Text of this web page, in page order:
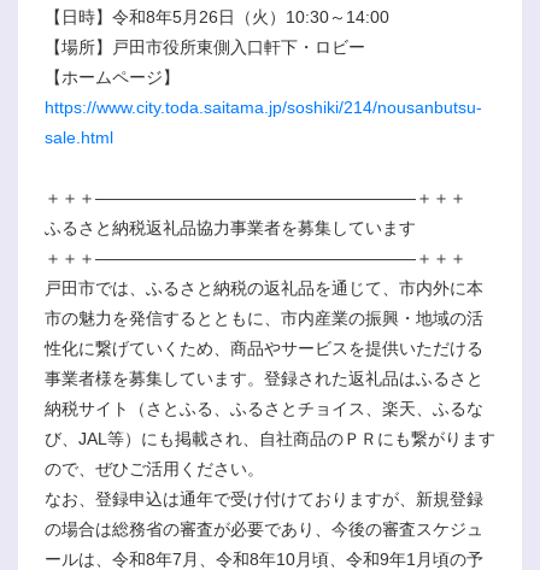
【日時】令和8年5月26日（火）10:30～14:00
【場所】戸田市役所東側入口軒下・ロビー
【ホームページ】
https://www.city.toda.saitama.jp/soshiki/214/nousanbutsu-
sale.html
＋＋＋―――――――――――――――――――＋＋＋
ふるさと納税返礼品協力事業者を募集しています
＋＋＋―――――――――――――――――――＋＋＋
戸田市では、ふるさと納税の返礼品を通じて、市内外に本
市の魅力を発信するとともに、市内産業の振興・地域の活
性化に繋げていくため、商品やサービスを提供いただける
事業者様を募集しています。登録された返礼品はふるさと
納税サイト（さとふる、ふるさとチョイス、楽天、ふるな
び、JAL等）にも掲載され、自社商品のＰＲにも繋がります
ので、ぜひご活用ください。
なお、登録申込は通年で受け付けておりますが、新規登録
の場合は総務省の審査が必要であり、今後の審査スケジュ
ールは、令和8年7月、令和8年10月頃、令和9年1月頃の予